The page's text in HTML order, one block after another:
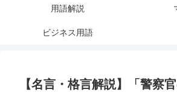
用語解説
ビジネス用語
【名言・格言解説】「警察